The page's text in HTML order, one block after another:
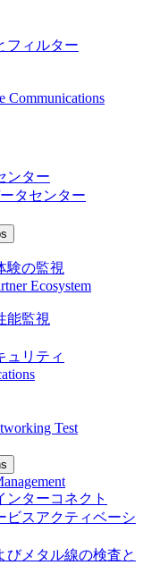
フィルター
Communications
ンター
タセンター
験の監視
Ecosystem
能監視
ュリティ
Test
ンターコネクト
ビスアクティベーシ
びメタル線の検査と